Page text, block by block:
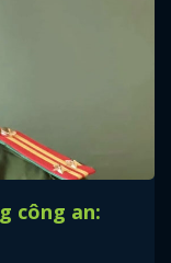
công an: